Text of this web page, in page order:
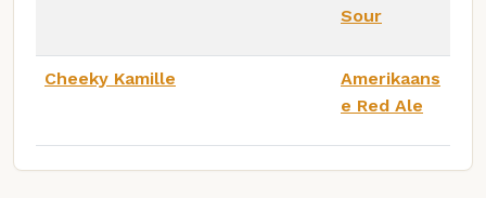
Sour
Cheeky Kamille
Amerikaans
e Red Ale